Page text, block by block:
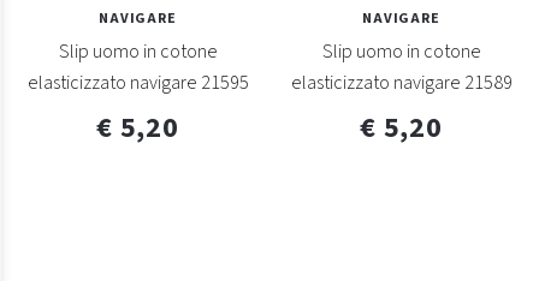
NAVIGARE
Slip uomo in cotone
elasticizzato navigare 21595
€ 5,20
NAVIGARE
Slip uomo in cotone
elasticizzato navigare 21589
€ 5,20